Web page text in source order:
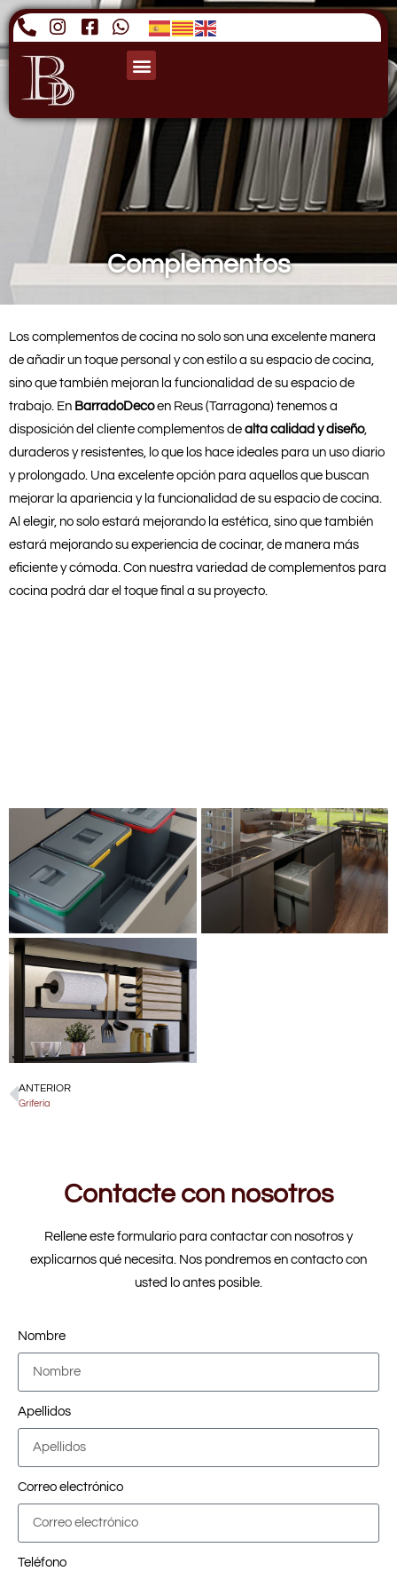
Complementos
Los complementos de cocina no solo son una excelente manera
de añadir un toque personal y con estilo a su espacio de cocina,
sino que también mejoran la funcionalidad de su espacio de
trabajo. En BarradoDecoen Reus (Tarragona) tenemos a
disposición del cliente complementos de alta calidad y diseño,
duraderos y resistentes, lo que los hace ideales para un uso diario
y prolongado. Una excelente opción para aquellos que buscan
mejorar la apariencia y la funcionalidad de su espacio de cocina.
Al elegir, no solo estará mejorando la estética, sino que también
estará mejorando su experiencia de cocinar, de manera más
eficiente y cómoda. Con nuestra variedad de complementos para
cocina podrá dar el toque final a su proyecto.
ANTERIOR
Grifería
Contacte con nosotros
Rellene este formulario para contactar con nosotros y
explicarnos qué necesita. Nos pondremos en contacto con
usted lo antes posible.
Nombre
Apellidos
Correo electrónico
Teléfono